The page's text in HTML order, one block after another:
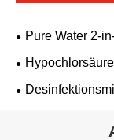
Pure Water 2-